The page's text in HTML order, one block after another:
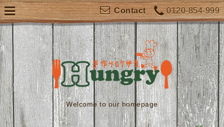
0120-854-999
Contact
Welcome to our homepage